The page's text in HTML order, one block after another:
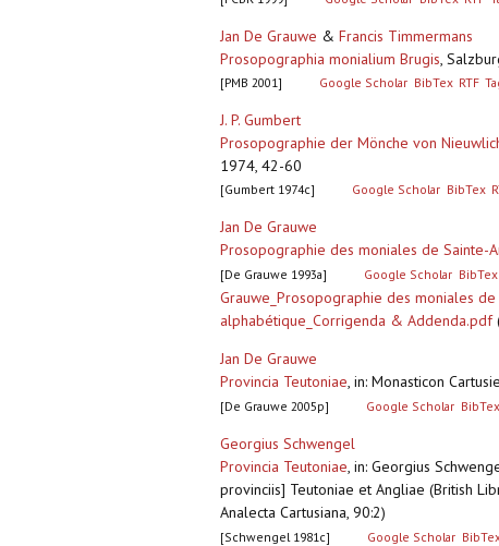
Jan De Grauwe & Francis Timmermans
Prosopographia monialium Brugis,
[PMB 2001] Google Scholar BibTex RTF
J. P. Gumbert
Prosopographie der Mönche von
1974, 42-60
[Gumbert 1974c] Google Scholar BibTex
Jan De Grauwe
Prosopographie des moniales de Sainte-
[De Grauwe 1993a] Google Scholar BibTex
Grauwe_Prosopographie des moniales
alphabétique_Corrigenda & Addenda.pdf
Jan De Grauwe
Provincia Teutoniae, in: Monasticon
[De Grauwe 2005p] Google Scholar BibTex
Georgius Schwengel
Provincia Teutoniae, in: Georgius
provinciis] Teutoniae et Angliae (British
Analecta Cartusiana, 90:2)
[Schwengel 1981c] Google Scholar